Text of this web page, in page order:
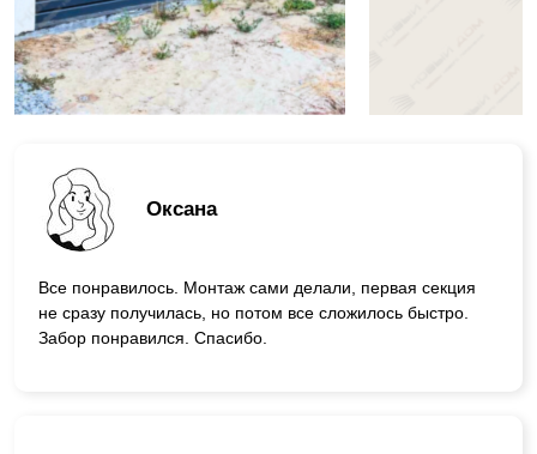
Оксана
Все понравилось. Монтаж сами делали, первая секция
не сразу получилась, но потом все сложилось быстро.
Забор понравился. Спасибо.